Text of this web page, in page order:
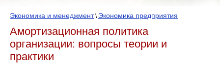
Экономика и менеджмент\ Экономика предприятия
Амортизационная политика
организации: вопросы теории и
практики